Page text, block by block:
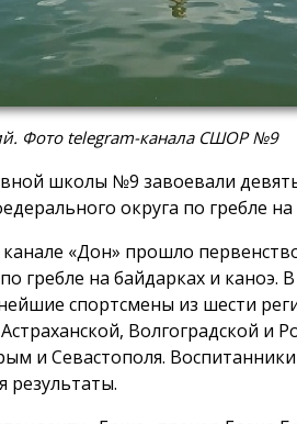
Фото telegram-канала СШОР №9
школы №9 завоевали
округа по гребле на
канале «Дон» прошло
гребле на байдарках и каноэ.
спортсмены из шести
Волгоградской и
и Севастополя.
результаты.